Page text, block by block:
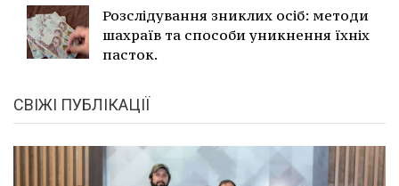
Розслідування зниклих осіб: методи
шахраїв та способи уникнення їхніх
пасток.
СВІЖІ ПУБЛІКАЦІЇ